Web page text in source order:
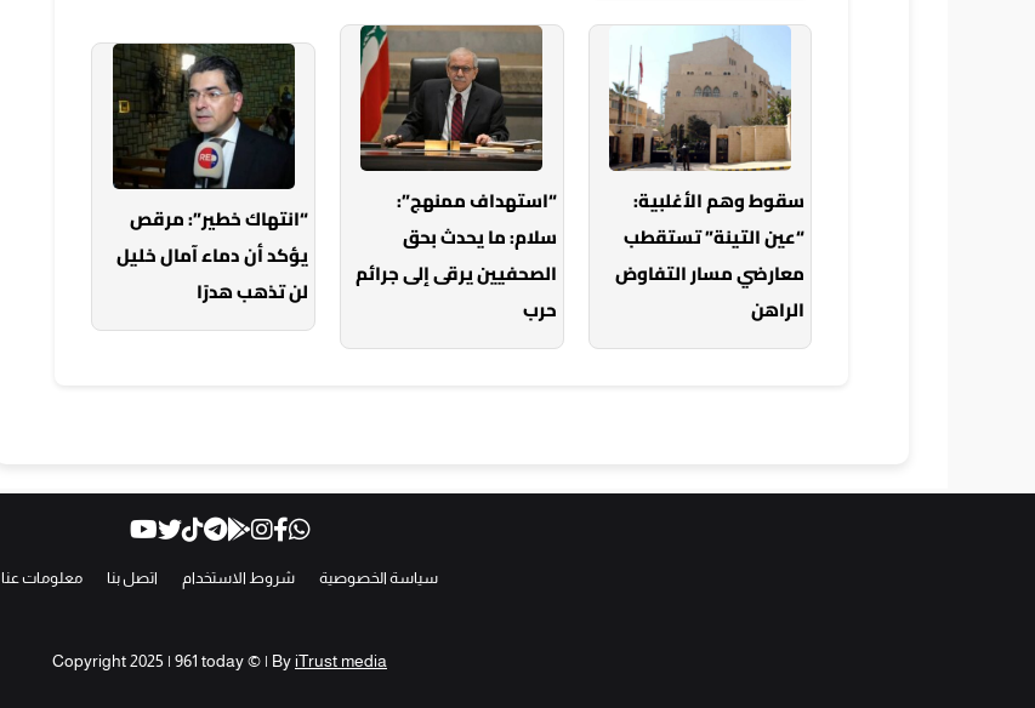
سقوط وهم الأغلبية:
“عين التينة” تستقطب
معارضي مسار التفاوض
الراهن
“استهداف ممنهج”:
سلام: ما يحدث بحق
الصحفيين يرقى إلى جرائم
حرب
“انتهاك خطير”: مرقص
يؤكد أن دماء آمال خليل
لن تذهب هدرًا
سياسة الخصوصية شروط الاستخدام اتصل بنا معلومات عنا
Copyright 2025 | 961 today © | By iTrust media